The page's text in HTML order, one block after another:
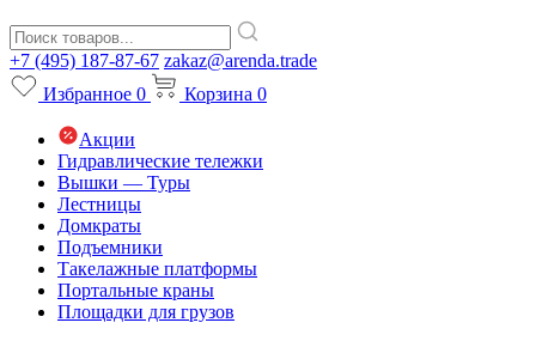
+7 (495) 187-87-67 zakaz@arenda.trade
Избранное 0 Корзина 0
Акции
Гидравлические тележки
Вышки — Туры
Лестницы
Домкраты
Подъемники
Такелажные платформы
Портальные краны
Площадки для грузов